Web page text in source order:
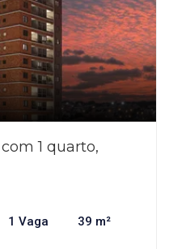
1 quarto,
1 Vaga 39 m²